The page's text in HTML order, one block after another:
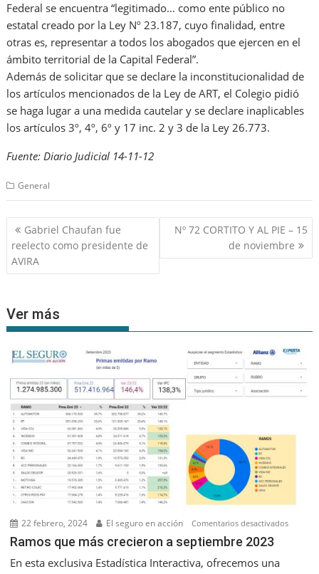
Federal se encuentra “legitimado… como ente público no
estatal creado por la Ley Nº 23.187, cuyo finalidad, entre
otras es, representar a todos los abogados que ejercen en el
ámbito territorial de la Capital Federal”.
Además de solicitar que se declare la inconstitucionalidad de
los artículos mencionados de la Ley de ART, el Colegio pidió
se haga lugar a una medida cautelar y se declare inaplicables
los artículos 3º, 4º, 6º y 17 inc. 2 y 3 de la Ley 26.773.
Fuente: Diario Judicial 14-11-12
General
Navegación
de
entradas
Gabriel Chaufan fue
reelecto como presidente de
AVIRA
Nº 72 CORTITO Y AL PIE – 15
de noviembre
Ver más
22 febrero, 2024 El seguro en acción Comentarios desactivadosen
Ramos que más crecieron a septiembre 2023
En esta exclusiva Estadística Interactiva, ofrecemos una